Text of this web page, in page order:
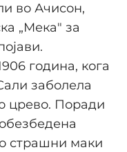
во Ачисон,
„Мека" за
година, кога
заболела
црево. Поради
страшни маки